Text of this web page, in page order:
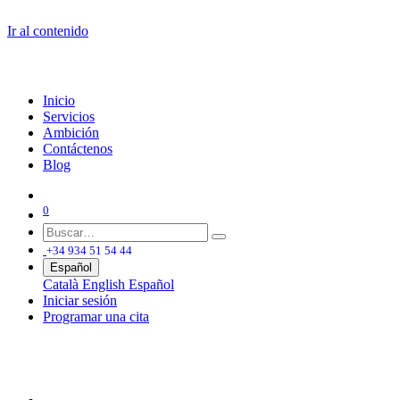
Ir al contenido
Inicio
Servicios
Ambición
Contáctenos
Blog
0
+34 934 51 54 44
Español
Català English Español
Iniciar sesión
Programar una cita